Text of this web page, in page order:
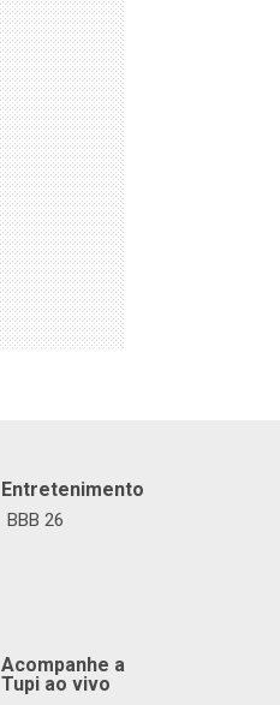
Entretenimento
BBB 26
Acompanhe a
Tupi ao vivo